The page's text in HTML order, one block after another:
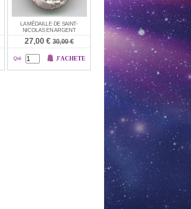
LA MÉDAILLE DE SAINT-
NICOLAS EN ARGENT
27,00 € 30,00 €
Qté J'ACHETE